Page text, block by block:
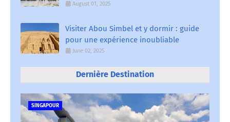
August 01, 2025
Visiter Abou Simbel et y dormir : guide
pour une expérience inoubliable
June 02, 2025
Dernière Destination
SINGAPOUR